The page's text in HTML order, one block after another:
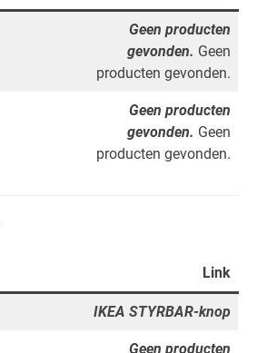
Geen producten
gevonden. Geen
producten gevonden.
Geen producten
gevonden. Geen
producten gevonden.
Link
IKEA STYRBAR-knop
Geen producten